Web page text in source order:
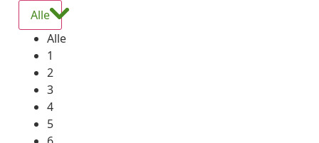
Alle
Alle
1
2
3
4
5